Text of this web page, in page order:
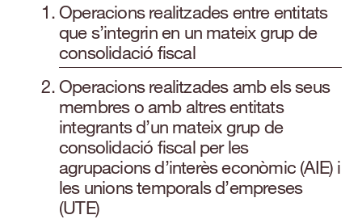
Operacions realitzades entre entitats
que s’integrin en un mateix grup de
consolidació fiscal
Operacions realitzades amb els seus
membres o amb altres entitats
integrants d’un mateix grup de
consolidació fiscal per les
agrupacions d’interès econòmic (AIE) i
les unions temporals d’empreses
(UTE)